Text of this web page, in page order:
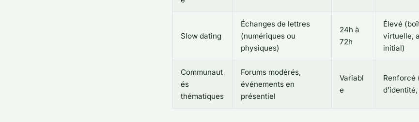
Slow dating
Échanges de lettres
(numériques ou
physiques)
24h à
72h
Élevé
virtuelle,
initial)
Communaut
és
thématiques
Forums modérés,
événements en
présentiel
Variabl
e
Renforcé